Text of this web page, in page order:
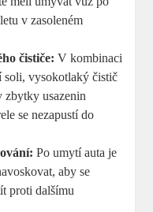
v zasoleném
čističe: V kombinaci
soli, vysokotlaký čistič
zbytky usazenin
se nezapustí do
Po umytí auta je
aby se
proti dalšímu